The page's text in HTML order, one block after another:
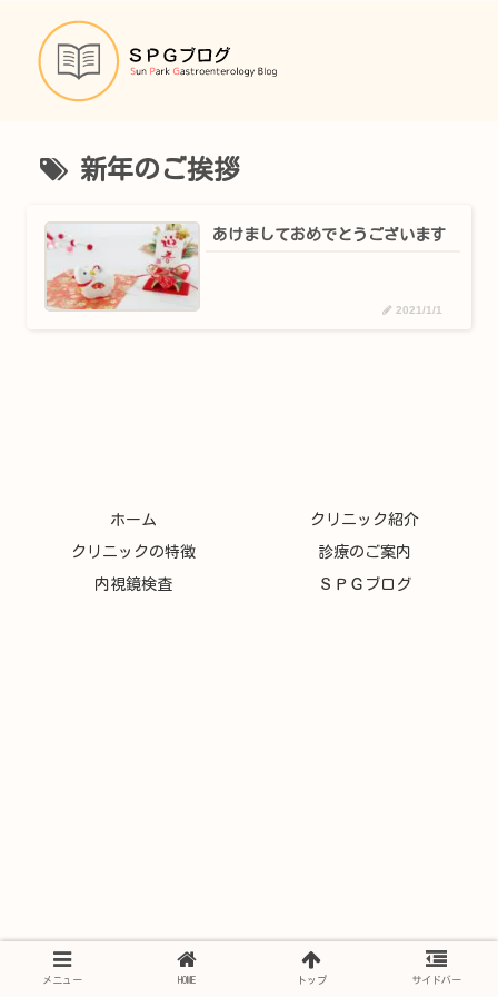
新年のご挨拶
あけましておめでとうございます
2021/1/1
ホーム クリニック紹介
クリニックの特徴 診療のご案内
内視鏡検査 ＳＰＧブログ
メニュー HOME トップ サイドバー